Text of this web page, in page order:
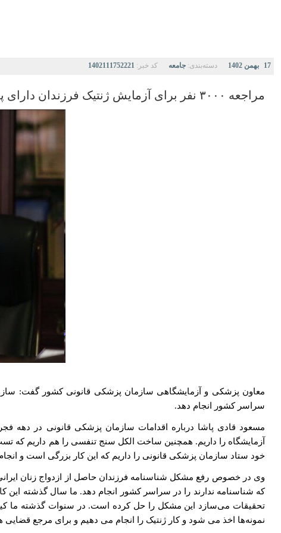
17 بهمن 1402 دسته‌بندی: جامعه کد خبر: 1402111752221
مراجعه ۳۰۰۰ نفر برای آزمایش ژنتیک فرزندان دارای پدر غیر ایرانی
معاون پزشکی و آزمایشگاهی سازمان پزشکی قانونی کشور گفت: سازمان
سراسر کشور انجام دهد.
آزمایشگاه را داریم. همچنین ساخت الکل سنج تنفسی را هم داریم که تست
خود ستاد سازمان پزشکی قانونی را داریم که این کار بزرگی است و
وی در خصوص رفع مشکل شناسنامه فرزندان حاصل از ازدواج زنان ایرانی
تحقیقات می‌سازد این مشکل را حل کرده است. در سنوات گذشته ما
نمونه‌ها اخذ می شود و کار ژنتیک را انجام می دهیم و برای مرجع قضایی